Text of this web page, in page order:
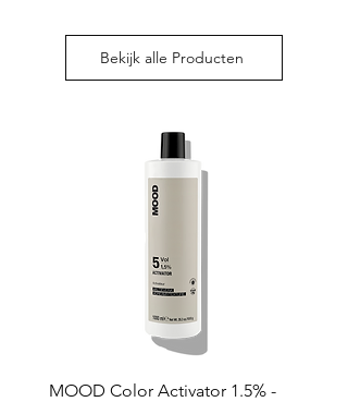
Bekijk alle Producten
MOOD Color Activator 1.5% -